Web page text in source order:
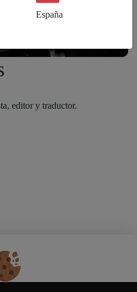
editor y traductor.
España